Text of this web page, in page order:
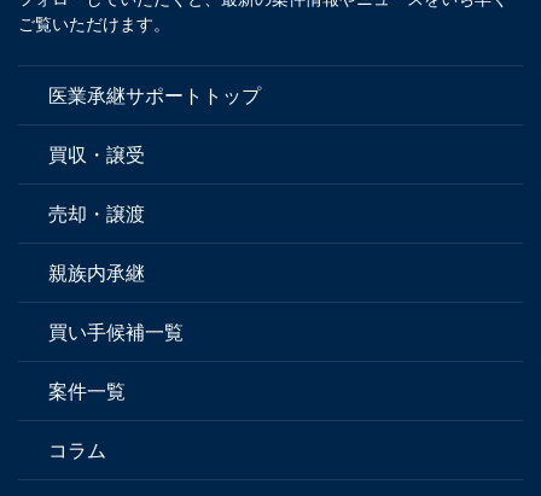
ご覧いただけます。
医業承継サポートトップ
買収・譲受
売却・譲渡
親族内承継
買い手候補一覧
案件一覧
コラム